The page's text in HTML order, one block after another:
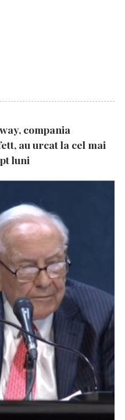
compania
au urcat la cel mai
luni